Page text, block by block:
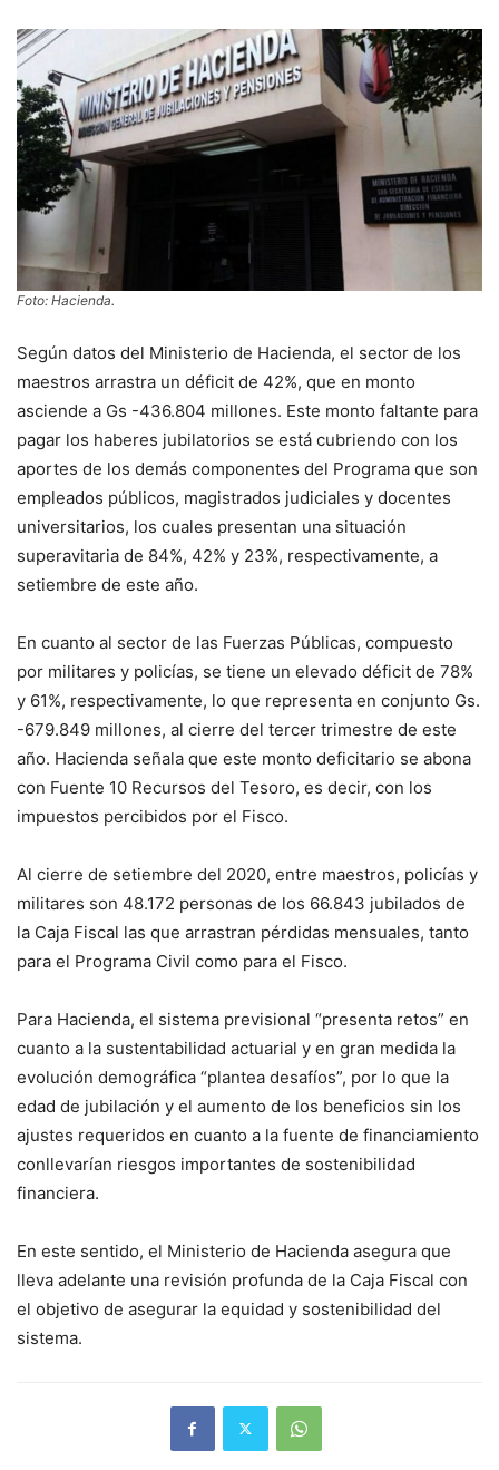
Foto: Hacienda.
Según datos del Ministerio de Hacienda, el sector de los
maestros arrastra un déficit de 42%, que en monto
asciende a Gs -436.804 millones. Este monto faltante para
pagar los haberes jubilatorios se está cubriendo con los
aportes de los demás componentes del Programa que son
empleados públicos, magistrados judiciales y docentes
universitarios, los cuales presentan una situación
superavitaria de 84%, 42% y 23%, respectivamente, a
setiembre de este año.
En cuanto al sector de las Fuerzas Públicas, compuesto
por militares y policías, se tiene un elevado déficit de 78%
y 61%, respectivamente, lo que representa en conjunto Gs.
-679.849 millones, al cierre del tercer trimestre de este
año. Hacienda señala que este monto deficitario se abona
con Fuente 10 Recursos del Tesoro, es decir, con los
impuestos percibidos por el Fisco.
Al cierre de setiembre del 2020, entre maestros, policías y
militares son 48.172 personas de los 66.843 jubilados de
la Caja Fiscal las que arrastran pérdidas mensuales, tanto
para el Programa Civil como para el Fisco.
Para Hacienda, el sistema previsional “presenta retos” en
cuanto a la sustentabilidad actuarial y en gran medida la
evolución demográfica “plantea desafíos”, por lo que la
edad de jubilación y el aumento de los beneficios sin los
ajustes requeridos en cuanto a la fuente de financiamiento
conllevarían riesgos importantes de sostenibilidad
financiera.
En este sentido, el Ministerio de Hacienda asegura que
lleva adelante una revisión profunda de la Caja Fiscal con
el objetivo de asegurar la equidad y sostenibilidad del
sistema.